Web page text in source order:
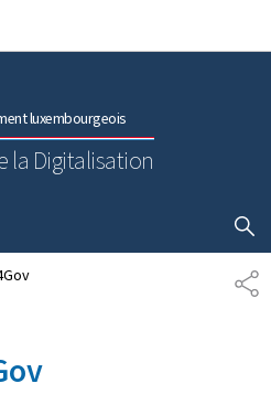
principal
contenu
luxembourgeois
la Digitalisation